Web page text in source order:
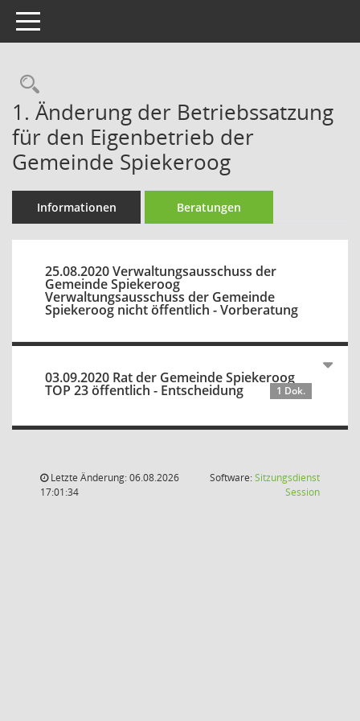
Toggle navigation
Rechercheauswahl
1. Änderung der Betriebssatzung
für den Eigenbetrieb der
Gemeinde Spiekeroog
Informationen Beratungen
25.08.2020 Verwaltungsausschuss der
Gemeinde Spiekeroog
Verwaltungsausschuss der Gemeinde
Spiekeroog nicht öffentlich - Vorberatung
03.09.2020 Rat der Gemeinde Spiekeroog
TOP 23 öffentlich - Entscheidung 1 Dok.
Letzte Änderung: 06.08.2026
17:01:34
Software:Sitzungsdienst
Session(Wird in